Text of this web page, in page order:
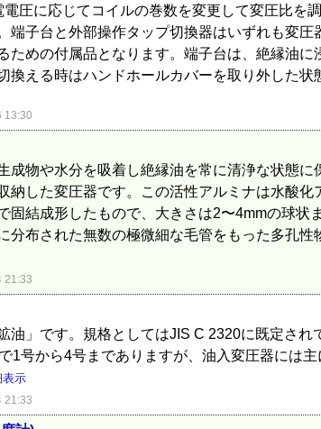
圧に応じてコイルの巻数を変更して変圧比を
端子台と外部操作タップ切換器はいずれも変圧
ための付属品となります。端子台は、絶縁油に
換える時はハンドホールカバーを取り外した状
13:30
成物や水分を吸着し絶縁油を常に清浄な状態に
納した変圧器です。この活性アルミナは水酸化
固結成形したもので、大きさは2〜4mmの球状
分布された無数の極微細な毛管をもった多孔性
21:33
油」です。規格としてはJIS C 2320に既定され
1号から4号までありますが、油入変圧器には主
表示
21:33